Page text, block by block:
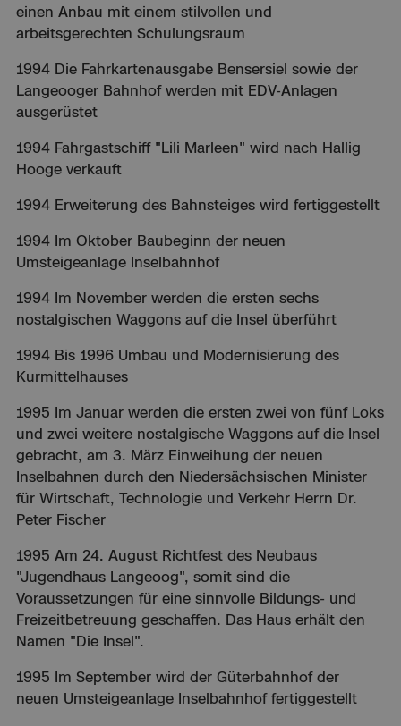
einen Anbau mit einem stilvollen und
arbeitsgerechten Schulungsraum
1994 Die Fahrkartenausgabe Bensersiel sowie der
Langeooger Bahnhof werden mit EDV-Anlagen
ausgerüstet
1994 Fahrgastschiff "Lili Marleen" wird nach Hallig
Hooge verkauft
1994 Erweiterung des Bahnsteiges wird fertiggestellt
1994 Im Oktober Baubeginn der neuen
Umsteigeanlage Inselbahnhof
1994 Im November werden die ersten sechs
nostalgischen Waggons auf die Insel überführt
1994 Bis 1996 Umbau und Modernisierung des
Kurmittelhauses
1995 Im Januar werden die ersten zwei von fünf Loks
und zwei weitere nostalgische Waggons auf die Insel
gebracht, am 3. März Einweihung der neuen
Inselbahnen durch den Niedersächsischen Minister
für Wirtschaft, Technologie und Verkehr Herrn Dr.
Peter Fischer
1995 Am 24. August Richtfest des Neubaus
"Jugendhaus Langeoog", somit sind die
Voraussetzungen für eine sinnvolle Bildungs- und
Freizeitbetreuung geschaffen. Das Haus erhält den
Namen "Die Insel".
1995 Im September wird der Güterbahnhof der
neuen Umsteigeanlage Inselbahnhof fertiggestellt